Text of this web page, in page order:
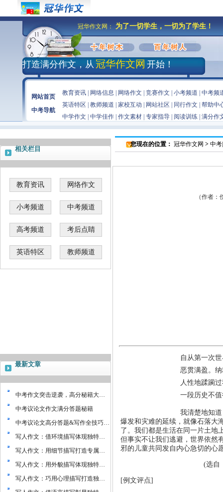
冠华作文网： 为了一切学生，一切为了学生！
打造满分作文，从 冠华作文网 开始！
网站首页
中考导航
教育资讯| 网络信息 网络作文 竞赛作文 小考频道
中考频
英语特区
教师频道 家校互动 网站社区 同行作文
帮助中
中学作文
中学佳作| 作文素材| 专家指导| 阅读训练| 满分作
相关栏目
教育资讯 网络作文
小考频道 中考频道
高考频道 考后点睛
英语特区 教师频道
最新文章
中考作文突击逆袭，高分秘籍大…
中考议论文作文满分答题秘籍
中考议论文高分答题&写作全技巧…
写人作文：借环境描写体现独特…
写人作文：用细节描写打造专属…
写人作文：用外貌描写体现独特…
写人作文：巧用心理描写打造独…
您现在的位置： 冠华作文网 > 中
（作者
自从第一次
恶贯满盈。
人性地蹂躏
一段历史不
我清楚地知
爆发和灾难的延续，就像石落大
了。我们都是生活在同一片土地
但事实不让我们逃避，世界依然
邪的儿童共同发自内心急切的心
(选自
[例文评点]